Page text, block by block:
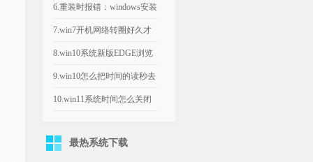
装系统方法
6.重装时报错：windows安装
程序无法将windows配置为
此计算机的硬件运行怎么办
7.win7开机网络转圈好久才
连上_win7电脑开机后要过一
会儿才能连上网
8.win10系统新版EDGE浏览
器登录帐号提示需要
Webview2
9.win10怎么把时间的读秒去
掉_win10怎么取消时间秒数
10.win11系统时间怎么关闭
示秒怎么关闭
最热系统下载